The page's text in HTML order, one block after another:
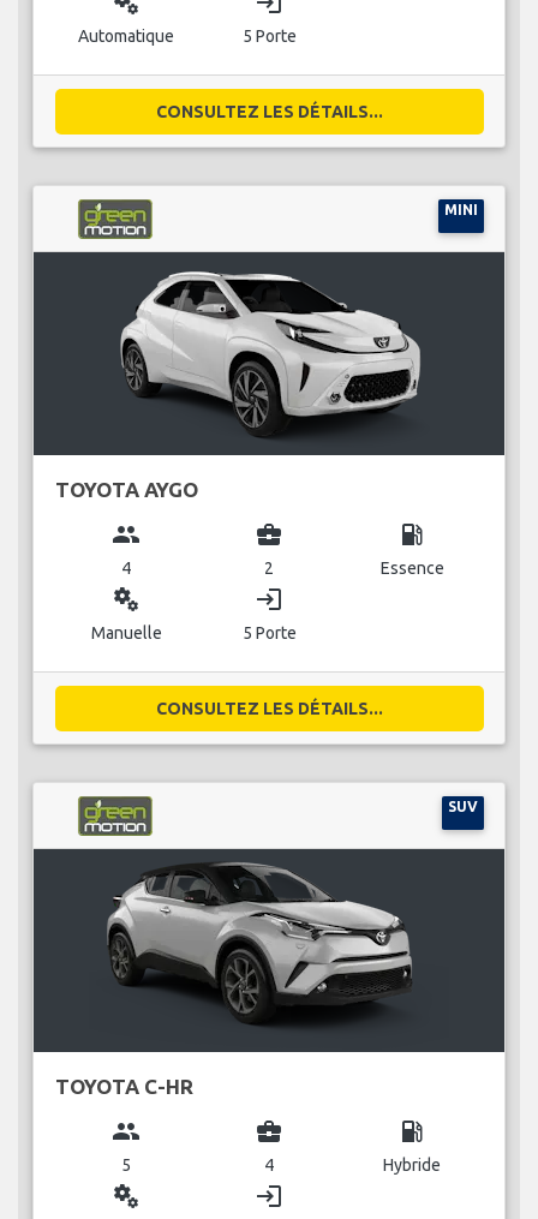
Automatique 5 Porte
CONSULTEZ LES DÉTAILS...
MINI
TOYOTA AYGO
group
4
business_center
2
local_gas_station
Essence
miscellaneous_services
Manuelle
login
5 Porte
CONSULTEZ LES DÉTAILS...
SUV
TOYOTA C-HR
group
5
business_center
4
local_gas_station
Hybride
miscellaneous_services login